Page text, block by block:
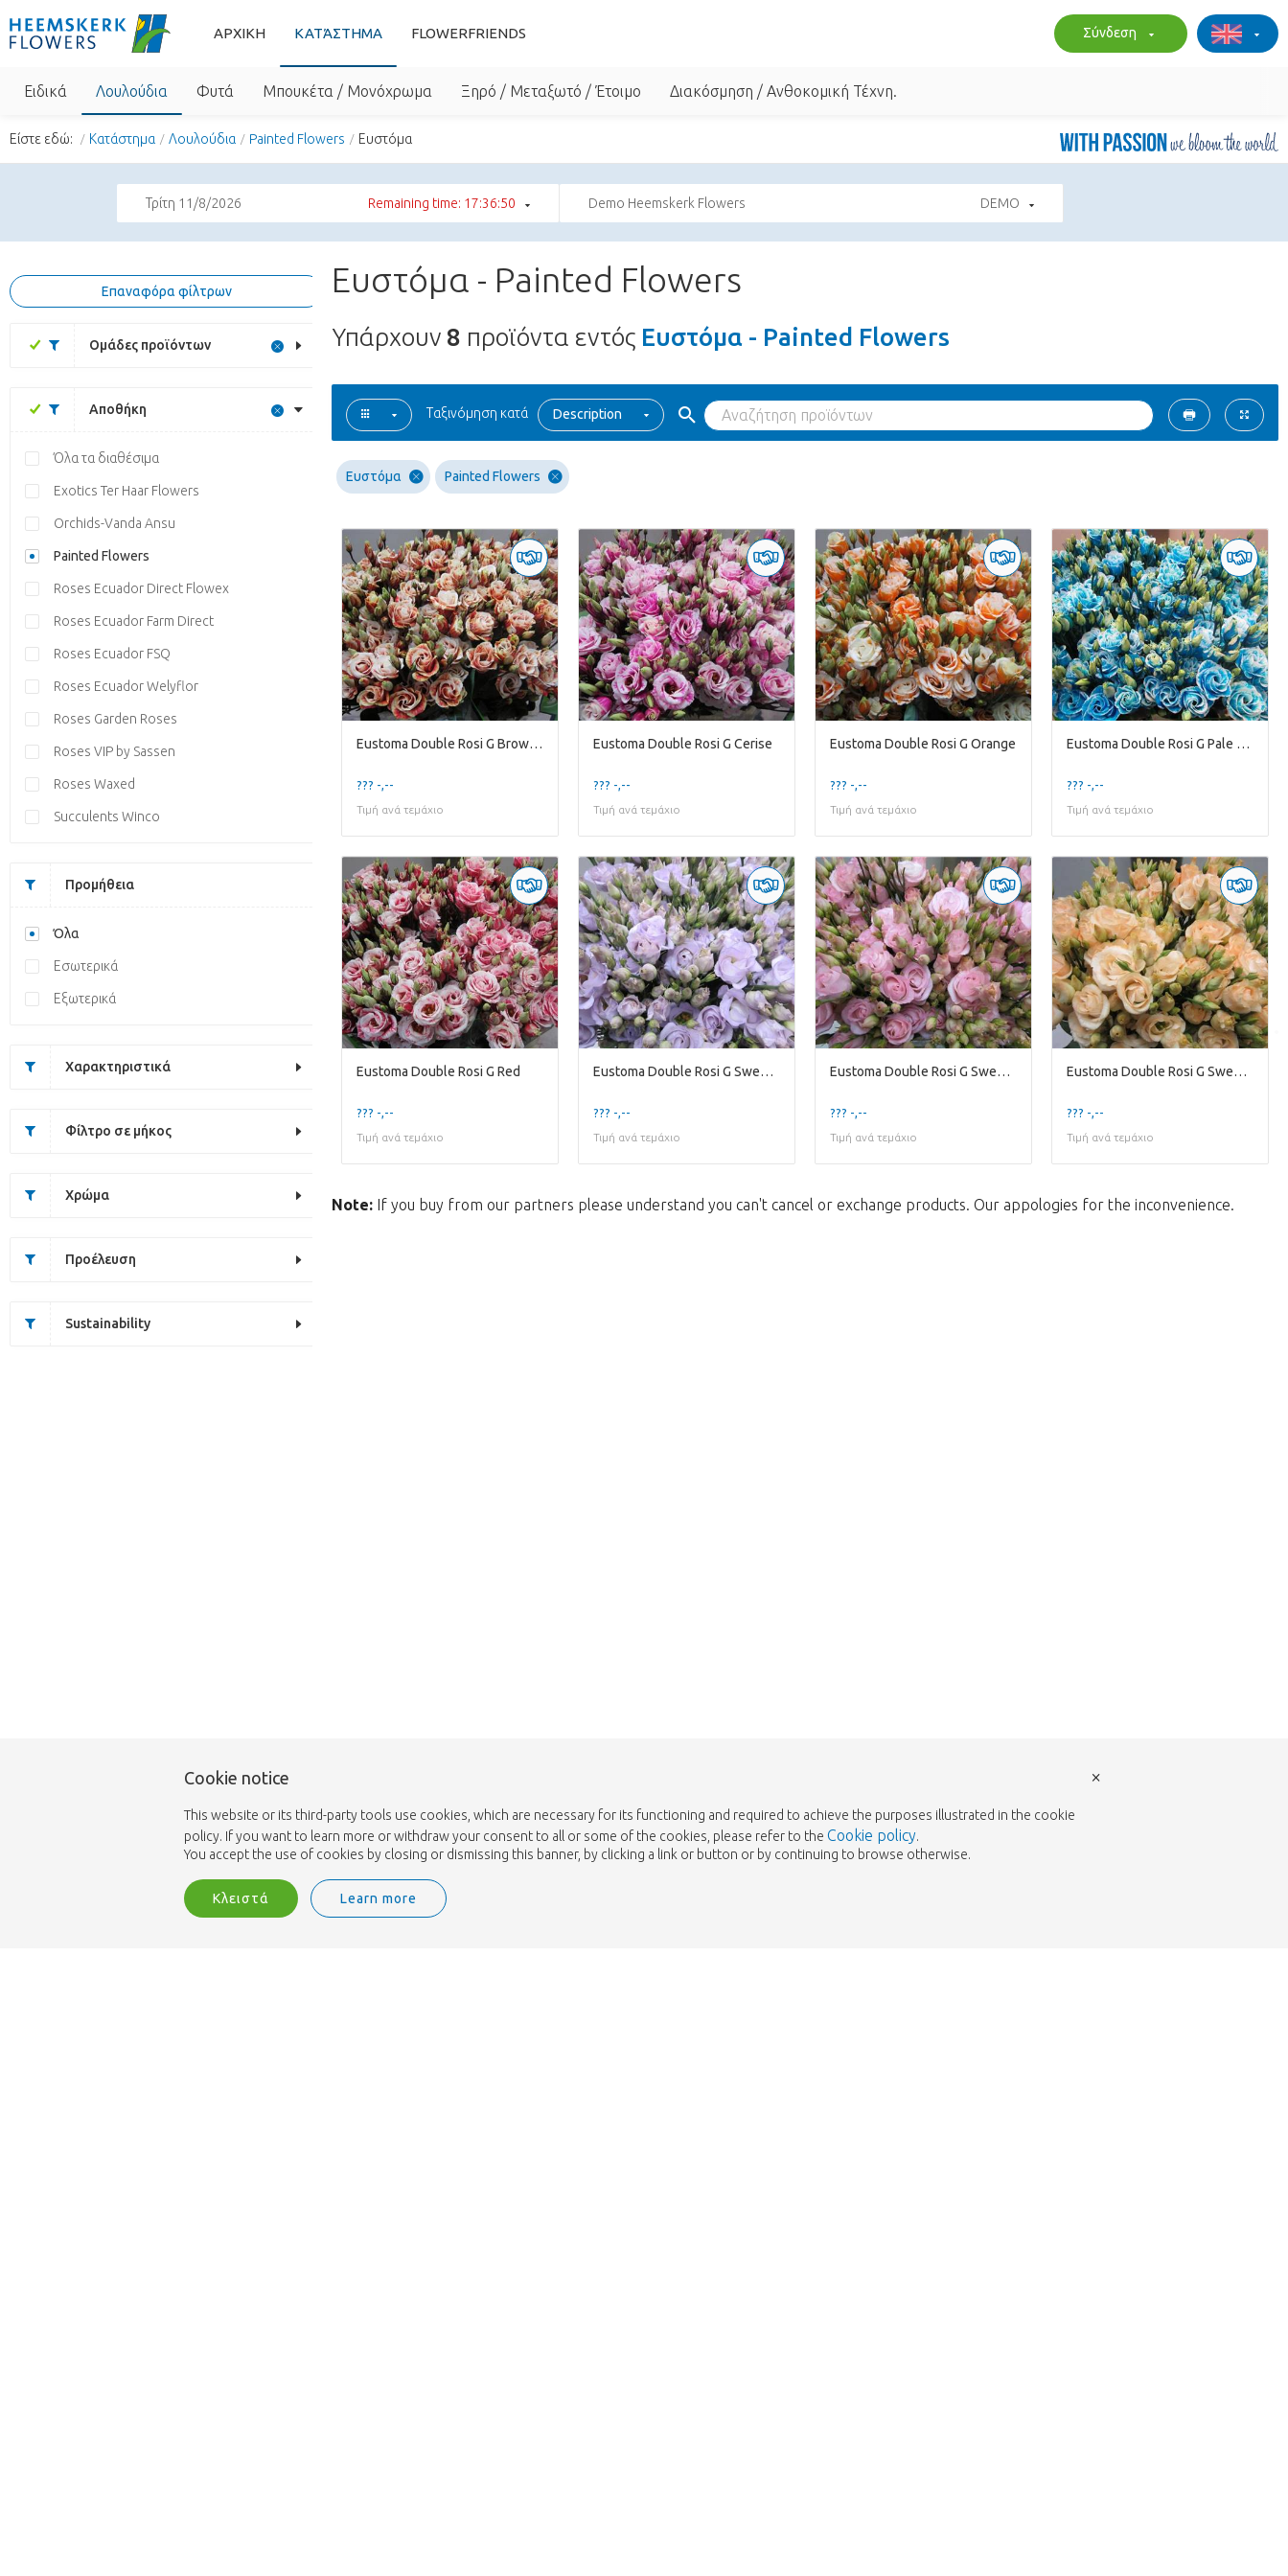
ΑΡΧΙΚΗ ΚΑΤΆΣΤΗΜΑ FLOWERFRIENDS Σύνδεση
Ειδικά Λουλούδια Φυτά Μπουκέτα / Μονόχρωμα Ξηρό / Μεταξωτό / Έτοιμο Διακόσμηση / Ανθοκομική Τέχνη.
Είστε εδώ: Κατάστημα Λουλούδια Painted Flowers Ευστόμα
Τρίτη 11/8/2026 Remaining time: 17:36:49 Demo Heemskerk Flowers DEMO
Επαναφόρα φίλτρων
Ομάδες προϊόντων
Αποθήκη
Όλα τα διαθέσιμα
Exotics Ter Haar Flowers
Orchids-Vanda Ansu
Painted Flowers
Roses Ecuador Direct Flowex
Roses Ecuador Farm Direct
Roses Ecuador FSQ
Roses Ecuador Welyflor
Roses Garden Roses
Roses VIP by Sassen
Roses Waxed
Succulents Winco
Προμήθεια
Όλα
Εσωτερικά
Εξωτερικά
Χαρακτηριστικά
Φίλτρο σε μήκος
Χρώμα
Προέλευση
Sustainability
Ευστόμα - Painted Flowers
Υπάρχουν 8 προϊόντα εντός Ευστόμα - Painted Flowers
Ταξινόμηση κατά Description
Ευστόμα Painted Flowers
Eustoma Double Rosi G Brownie
??? -,--
Τιμή ανά τεμάχιο
Eustoma Double Rosi G Cerise
??? -,--
Τιμή ανά τεμάχιο
Eustoma Double Rosi G Orange
??? -,--
Τιμή ανά τεμάχιο
Eustoma Double Rosi G Pale Blue
??? -,--
Τιμή ανά τεμάχιο
Eustoma Double Rosi G Red
??? -,--
Τιμή ανά τεμάχιο
Eustoma Double Rosi G Sweet Milka
??? -,--
Τιμή ανά τεμάχιο
Eustoma Double Rosi G Sweet Rose
??? -,--
Τιμή ανά τεμάχιο
Eustoma Double Rosi G Sweet Salmon
??? -,--
Τιμή ανά τεμάχιο
Note: If you buy from our partners please understand you can't cancel or exchange products. Our appologies for the inconvenience.
Cookie notice
This website or its third-party tools use cookies, which are necessary for its functioning and required to achieve the purposes illustrated in the cookie
policy. If you want to learn more or withdraw your consent to all or some of the cookies, please refer to the Cookie policy.
You accept the use of cookies by closing or dismissing this banner, by clicking a link or button or by continuing to browse otherwise.
Κλειστά Learn more
×